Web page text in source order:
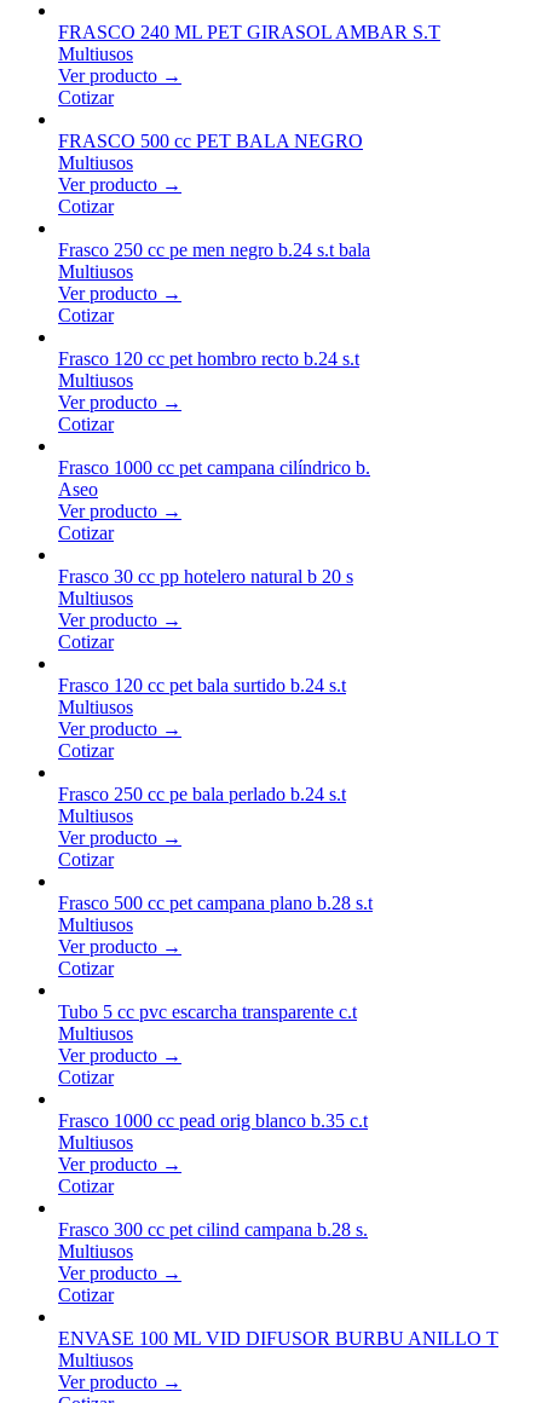
FRASCO 240 ML PET GIRASOL AMBAR S.T
Multiusos
Ver producto →
Cotizar
FRASCO 500 cc PET BALA NEGRO
Multiusos
Ver producto →
Cotizar
Frasco 250 cc pe men negro b.24 s.t bala
Multiusos
Ver producto →
Cotizar
Frasco 120 cc pet hombro recto b.24 s.t
Multiusos
Ver producto →
Cotizar
Frasco 1000 cc pet campana cilíndrico b.
Aseo
Ver producto →
Cotizar
Frasco 30 cc pp hotelero natural b 20 s
Multiusos
Ver producto →
Cotizar
Frasco 120 cc pet bala surtido b.24 s.t
Multiusos
Ver producto →
Cotizar
Frasco 250 cc pe bala perlado b.24 s.t
Multiusos
Ver producto →
Cotizar
Frasco 500 cc pet campana plano b.28 s.t
Multiusos
Ver producto →
Cotizar
Tubo 5 cc pvc escarcha transparente c.t
Multiusos
Ver producto →
Cotizar
Frasco 1000 cc pead orig blanco b.35 c.t
Multiusos
Ver producto →
Cotizar
Frasco 300 cc pet cilind campana b.28 s.
Multiusos
Ver producto →
Cotizar
ENVASE 100 ML VID DIFUSOR BURBU ANILLO T
Multiusos
Ver producto →